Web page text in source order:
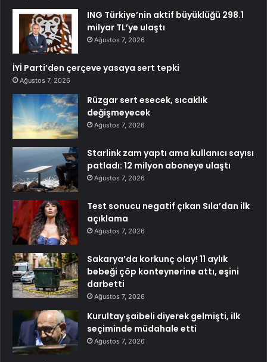
ING Türkiye’nin aktif büyüklüğü 298.1
milyar TL’ye ulaştı
Ağustos 7, 2026
İYİ Parti’den çerçeve yasaya sert tepki
Ağustos 7, 2026
Rüzgar sert esecek, sıcaklık
değişmeyecek
Ağustos 7, 2026
Starlink zam yaptı ama kullanıcı sayısı
patladı: 12 milyon aboneye ulaştı
Ağustos 7, 2026
Test sonucu negatif çıkan Sıla’dan ilk
açıklama
Ağustos 7, 2026
Sakarya’da korkunç olay! 11 aylık
bebeği çöp konteynerine attı, eşini
darbetti
Ağustos 7, 2026
Kurultay şaibeli diyerek gelmişti, ilk
seçiminde müdahale etti
Ağustos 7, 2026